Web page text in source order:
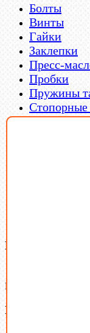
Болты
Винты
Гайки
Заклепки
Пресс-
Пробки
Пружины
Стопорные
Такелаж
Латунный
Ваша корзина
В корзине нет
Поиск